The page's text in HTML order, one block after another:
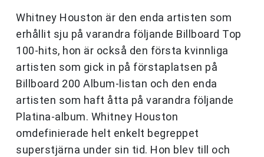
Whitney Houston är den enda artisten som
erhållit sju på varandra följande Billboard Top
100-hits, hon är också den första kvinnliga
artisten som gick in på förstaplatsen på
Billboard 200 Album-listan och den enda
artisten som haft åtta på varandra följande
Platina-album. Whitney Houston
omdefinierade helt enkelt begreppet
superstjärna under sin tid. Hon blev till och